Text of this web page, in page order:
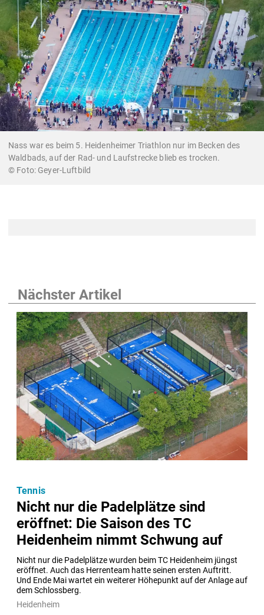
Nass war es beim 5. Heidenheimer Triathlon nur im Becken des
Waldbads, auf der Rad- und Laufstrecke blieb es trocken.
Geyer-Luftbild
Nächster Artikel
Nicht nur die Padelplätze sind
eröffnet: Die Saison des TC
Heidenheim nimmt Schwung auf
Nicht nur die Padelplätze wurden beim TC Heidenheim jüngst
eröffnet. Auch das Herrenteam hatte seinen ersten Auftritt.
Und Ende Mai wartet ein weiterer Höhepunkt auf der Anlage auf
dem Schlossberg.
Tennis
Heidenheim